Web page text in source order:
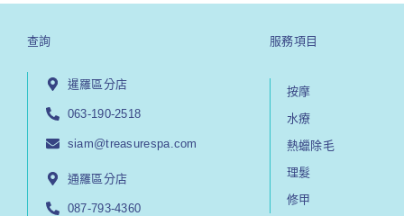
查詢
暹羅區分店
063-190-2518
siam@treasurespa.com
通羅區分店
087-793-4360
服務項目
按摩
水療
熱蠟除毛
理髮
修甲